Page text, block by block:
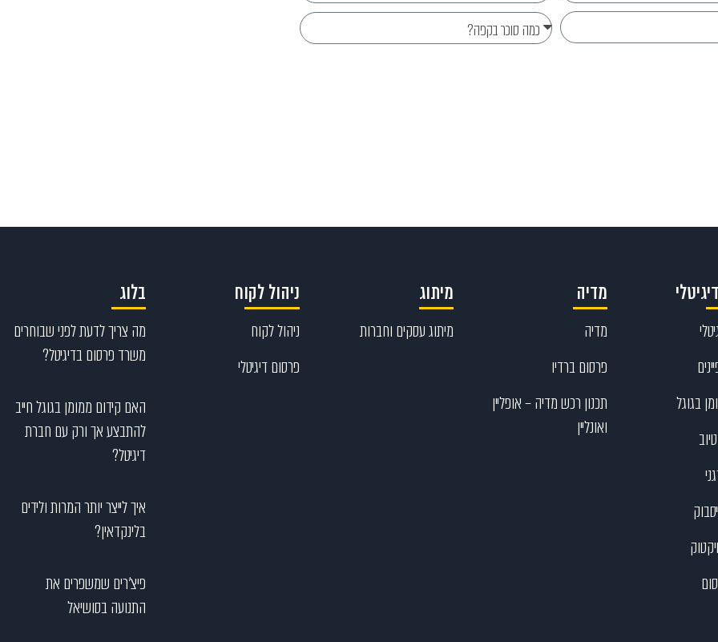
בגוגל
מדיה
מדיה
פרסום ברדיו
תכנון רכש מדיה – אופליין
ואונליין
מיתוג
מיתוג עסקים וחברות
ניהול לקוח
ניהול לקוח
פרסום דיגיטלי
בלוג
מה צריך לדעת לפני שבוחרים
משרד פרסום בדיגיטל?
האם קידום ממומן בגוגל חייב
להתבצע אך ורק עם חברת
דיגיטל?
איך לייצר יותר המרות ולידים
בלינקדאין?
פיצ’רים שמשפרים את
התנועה בסושיאל